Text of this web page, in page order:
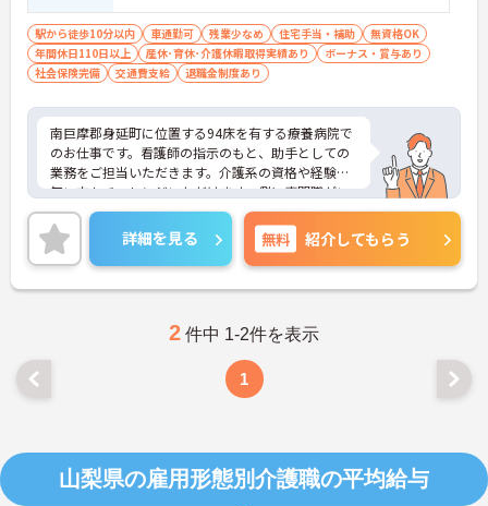
駅から徒歩10分以内 車通勤可 残業少なめ 住宅手当・補助
無資格OK
年間休日110日以上
産休･育休･介護休暇取得実績あり
ボーナス・賞与あり
社会保険完備
交通費支給 退職金制度あり
南巨摩郡身延町に位置する94床を有する療養病院で
のお仕事です。看護師の指示のもと、助手としての
業務をご担当いただきます。介護系の資格や経験が
無い方もチャレンジいただけます。側に専門職がい
る環境ですので安心して業務に専念いただけます。
月9～10日休み、残業は月平均1時間程度と少なく、
プライベートの時間も確保しやすいです。ご興味の
ある方には、面接対策ポイントなど、さらに詳細を
お話しいたしますのでお気軽にご相談ください！
詳細を見る 無料 紹介してもらう
2 件中 1-2件を表示
1
山梨県の雇用形態別介護職の平均給与